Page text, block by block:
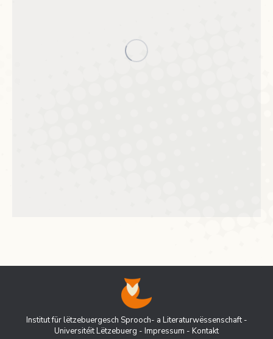
Institut für lëtzebuergesch Sprooch- a Literaturwëssenschaft -
Universitéit Lëtzebuerg - Impressum - Kontakt